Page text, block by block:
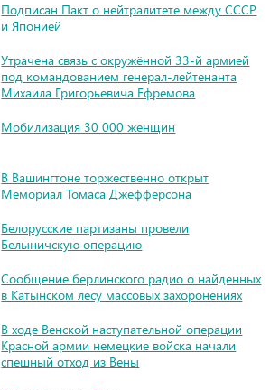
Подписан Пакт о нейтралитете между СССР
и Японией
Утрачена связь с окружённой 33-й армией
под командованием генерал-лейтенанта
Михаила Григорьевича Ефремова
Мобилизация 30 000 женщин
В Вашингтоне торжественно открыт
Мемориал Томаса Джефферсона
Белорусские партизаны провели
Белыничскую операцию
Сообщение берлинского радио о найденных
в Катынском лесу массовых захоронениях
В ходе Венской наступательной операции
Красной армии немецкие войска начали
спешный отход из Вены